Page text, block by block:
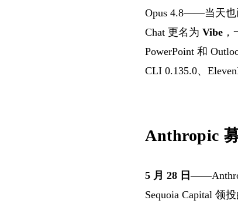
Opus 4.8——当天也
Chat 更名为 Vibe
PowerPoint 和
CLI 0.135.0、
Anthropic
5 月 28 日
Sequoia Capital 领